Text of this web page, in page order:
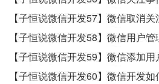
【子恒说微信开发57】微信取消
【子恒说微信开发58】微信用户
【子恒说微信开发59】微信添加用
【子恒说微信开发60】微信开发